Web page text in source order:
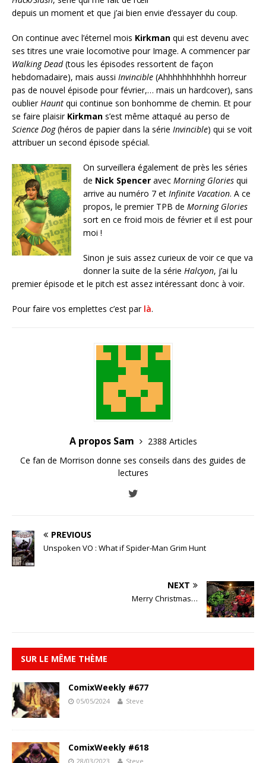
depuis un moment et que j’ai bien envie d’essayer du coup.
On continue avec l’éternel mois Kirkman qui est devenu avec
ses titres une vraie locomotive pour Image. A commencer par
Walking Dead(tous les épisodes ressortent de façon
hebdomadaire), mais aussi Invincible (Ahhhhhhhhhhh horreur
pas de nouvel épisode pour février,… mais un hardcover), sans
oublier Haunt qui continue son bonhomme de chemin. Et pour
se faire plaisir Kirkman s’est même attaqué au perso de
Science Dog(héros de papier dans la série Invincible) qui se voit
attribuer un second épisode spécial.
On surveillera également de près les séries
de Nick Spencer avec Morning Glories qui
arrive au numéro 7 et Infinite Vacation. A ce
propos, le premier TPB de Morning Glories
sort en ce froid mois de février et il est pour
moi !
Sinon je suis assez curieux de voir ce que va
donner la suite de la série Halcyon, j’ai lu
premier épisode et le pitch est assez intéressant donc à voir.
Pour faire vos emplettes c’est par là.
A propos Sam
2388 Articles
Ce fan de Morrison donne ses conseils dans des guides de
lectures
PREVIOUS
Unspoken VO : What if Spider-Man Grim Hunt
NEXT
Merry Christmas…
SUR LE MÊME THÈME
ComixWeekly #677
05/05/2024 Steve
ComixWeekly #618
28/03/2023 Steve